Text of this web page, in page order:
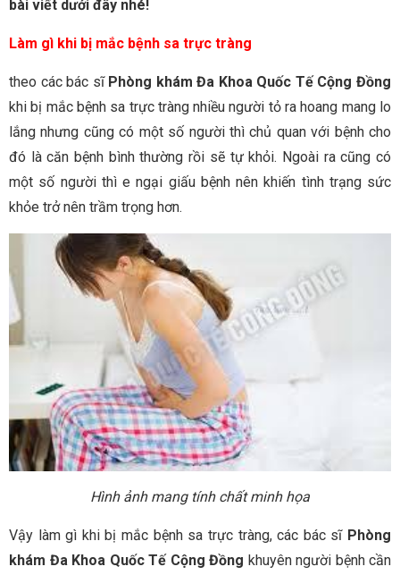
bài viết dưới đây nhé!
Làm gì khi bị mắc bệnh sa trực tràng
theo các bác sĩ Phòng khám Đa Khoa Quốc Tế Cộng Đồng
khi bị mắc bệnh sa trực tràng nhiều người tỏ ra hoang mang lo
lắng nhưng cũng có một số người thì chủ quan với bệnh cho
đó là căn bệnh bình thường rồi sẽ tự khỏi. Ngoài ra cũng có
một số người thì e ngại giấu bệnh nên khiến tình trạng sức
khỏe trở nên trầm trọng hơn.
Hình ảnh mang tính chất minh họa
Vậy làm gì khi bị mắc bệnh sa trực tràng, các bác sĩ Phòng
khám Đa Khoa Quốc Tế Cộng Đồng khuyên người bệnh cần